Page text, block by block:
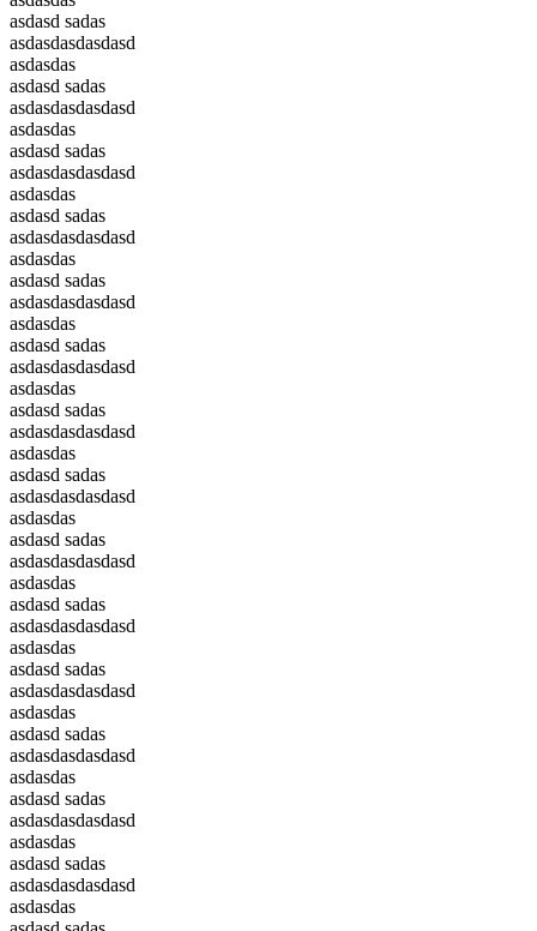
asdasd sadas
asdasdasdasdasd
asdasdas
asdasd sadas
asdasdasdasdasd
asdasdas
asdasd sadas
asdasdasdasdasd
asdasdas
asdasd sadas
asdasdasdasdasd
asdasdas
asdasd sadas
asdasdasdasdasd
asdasdas
asdasd sadas
asdasdasdasdasd
asdasdas
asdasd sadas
asdasdasdasdasd
asdasdas
asdasd sadas
asdasdasdasdasd
asdasdas
asdasd sadas
asdasdasdasdasd
asdasdas
asdasd sadas
asdasdasdasdasd
asdasdas
asdasd sadas
asdasdasdasdasd
asdasdas
asdasd sadas
asdasdasdasdasd
asdasdas
asdasd sadas
asdasdasdasdasd
asdasdas
asdasd sadas
asdasdasdasdasd
asdasdas